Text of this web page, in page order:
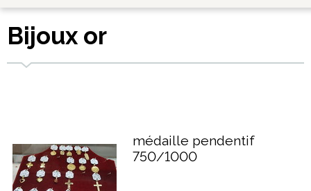
Bijoux or
médaille pendentif
750/1000